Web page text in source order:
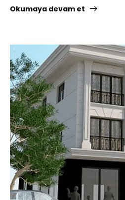
Okumaya devam et